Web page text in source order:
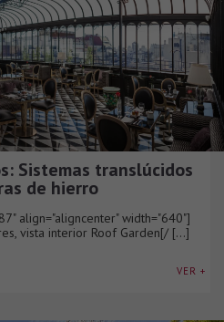
Sistemas translúcidos
de hierro
align="aligncenter" width="640"]
vista interior Roof Garden[/ [...]
VER +